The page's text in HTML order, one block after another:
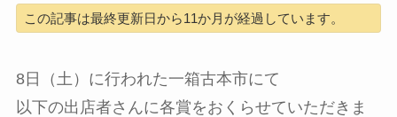
この記事は最終更新日から11か月が経過しています。
8日（土）に行われた一箱古本市にて
以下の出店者さんに各賞をおくらせていただきま